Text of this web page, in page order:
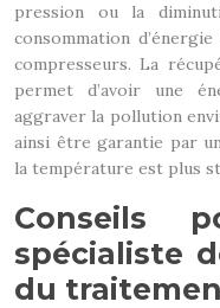
pression ou la
consommation
compresseurs. La
permet d’avoir une
aggraver la pollution
ainsi être garantie par
la température est plus
Conseils
spécialiste
du